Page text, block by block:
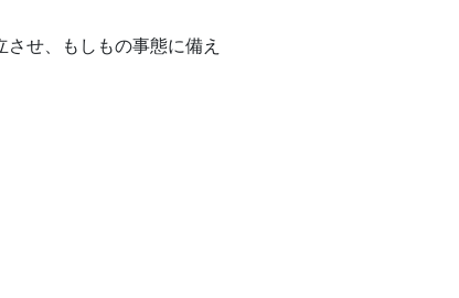
せ、もしもの事態に備え